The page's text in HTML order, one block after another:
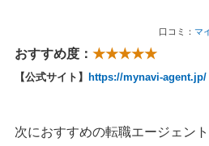
口コミ： マ
おすすめ度： ★★★★★
【公式サイト】 https://mynavi-agent.jp/
次におすすめの転職エージェン